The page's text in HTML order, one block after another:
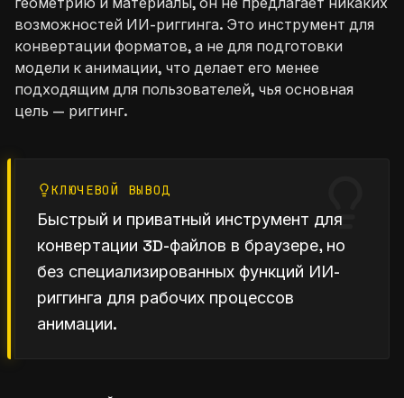
возможностей ИИ-риггинга. Это инструмент для
конвертации форматов, а не для подготовки
модели к анимации, что делает его менее
подходящим для пользователей, чья основная
цель — риггинг.
КЛЮЧЕВОЙ ВЫВОД
Быстрый и приватный инструмент для
конвертации 3D-файлов в браузере, но
без специализированных функций ИИ-
риггинга для рабочих процессов
анимации.